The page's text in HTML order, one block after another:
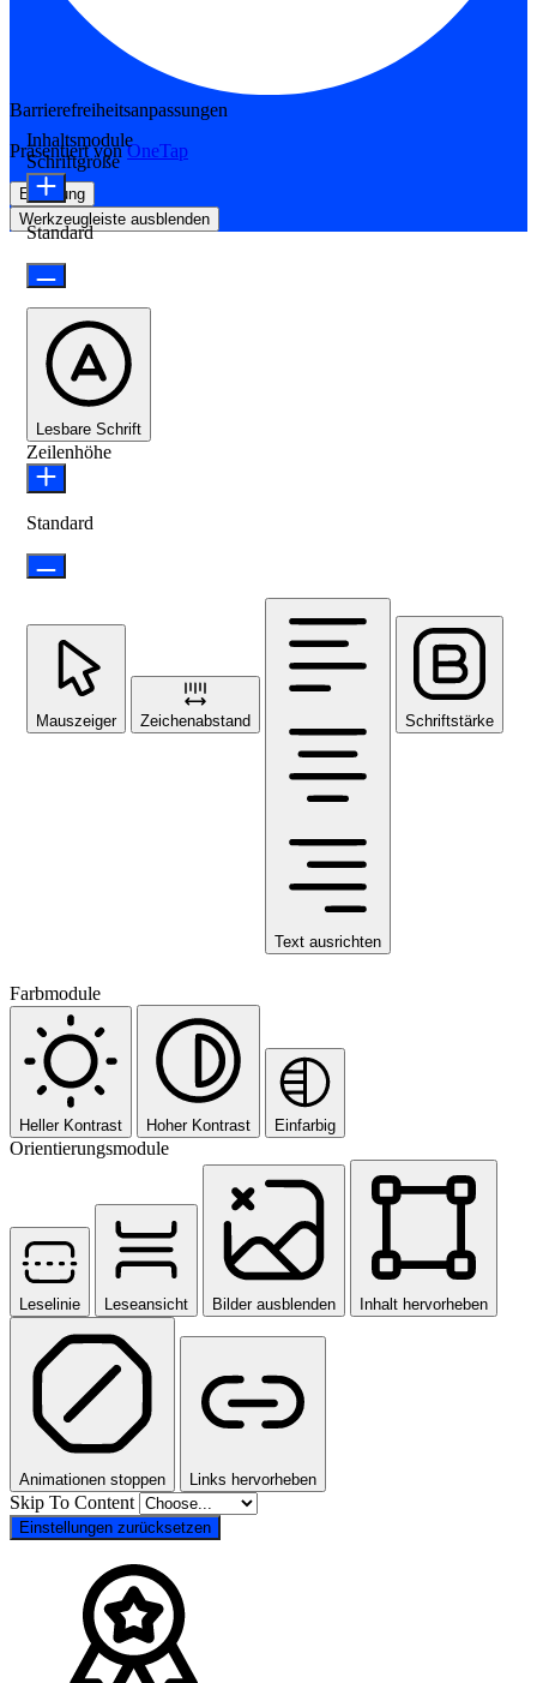
Barrierefreiheitsanpassungen
Präsentiert vonOneTap
Erklärung
Werkzeugleiste ausblenden
Inhaltsmodule
Schriftgröße
Standard
Lesbare Schrift
Zeilenhöhe
Standard
Mauszeiger Zeichenabstand
Text ausrichten
Schriftstärke
Farbmodule
Heller Kontrast Hoher Kontrast Einfarbig
Orientierungsmodule
Leselinie Leseansicht Bilder ausblenden Inhalt hervorheben
Animationen stoppen Links hervorheben
Skip To Content
Einstellungen zurücksetzen